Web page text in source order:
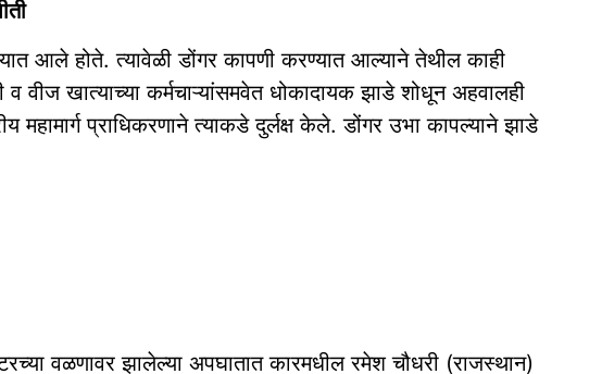
आले होते. त्‍यावेळी डोंगर कापणी करण्यात आल्याने तेथील काही
वीज खात्याच्या कर्मचाऱ्यांसमवेत धोकादायक झाडे शोधून अहवालही
महामार्ग प्राधिकरणाने त्‍याकडे दुर्लक्ष केले. डोंगर उभा कापल्‍याने झाडे
वळणावर झालेल्या अपघातात कारमधील रमेश चौधरी (राजस्‍थान)